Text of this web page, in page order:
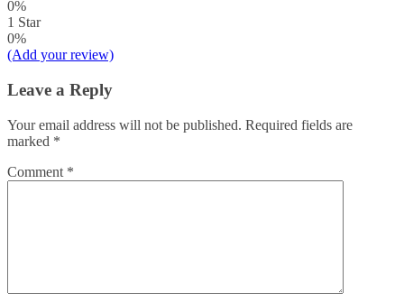
0%
1 Star
0%
(Add your review)
Leave a Reply
Your email address will not be published. Required fields are
marked *
Comment *